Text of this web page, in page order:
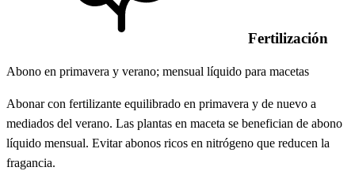
Fertilización
Abono en primavera y verano; mensual líquido para macetas
Abonar con fertilizante equilibrado en primavera y de nuevo a
mediados del verano. Las plantas en maceta se benefician de abono
líquido mensual. Evitar abonos ricos en nitrógeno que reducen la
fragancia.